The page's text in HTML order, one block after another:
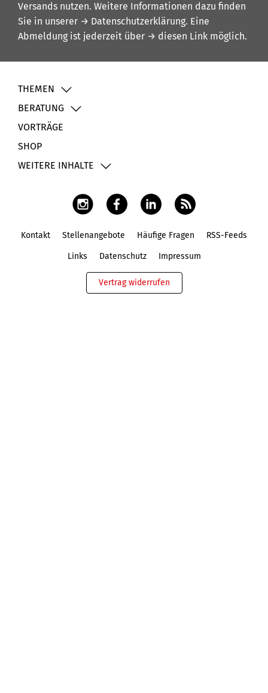
Versands nutzen. Weitere Informationen dazu finden
Sie in unserer → Datenschutzerklärung. Eine
Abmeldung ist jederzeit über → diesen Link möglich.
THEMEN
BERATUNG
VORTRÄGE
SHOP
WEITERE INHALTE
Kontakt Stellenangebote Häufige Fragen RSS-Feeds
Links Datenschutz Impressum
Vertrag widerrufen